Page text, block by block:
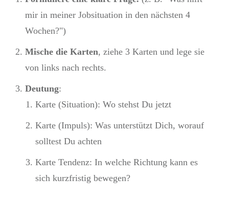
mir in meiner Jobsituation in den nächsten 4
Wochen?")
Mische die Karten, ziehe 3 Karten und lege sie
von links nach rechts.
Deutung:
Karte (Situation): Wo stehst Du jetzt
Karte (Impuls): Was unterstützt Dich, worauf
solltest Du achten
Karte Tendenz: In welche Richtung kann es
sich kurzfristig bewegen?